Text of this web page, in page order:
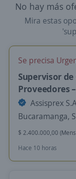
No hay más
Mira estas
Se precisa
Supervisor de
Proveedores
Assisprex
Bucaramanga,
$ 2.400.000,00
Hace 10 horas